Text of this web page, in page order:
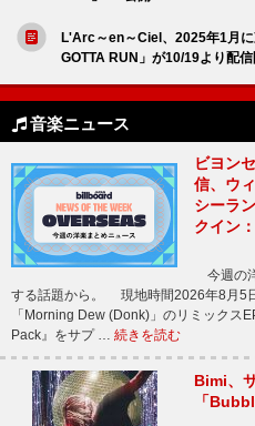
L'Arc～en～Ciel、2025年1月
GOTTA RUN」が10/19より配
音楽ニュース
ビヨン
信、ウ
シーラ
クイン
今週の
する話題から。 現地時間2026年8月5
「Morning Dew (Donk)」のリミックス
Pack』をサプ … 続きを読む
Bimi、
「